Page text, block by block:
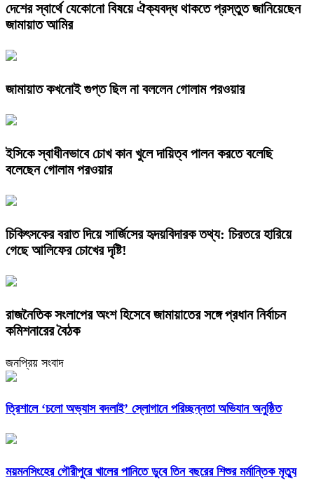
দেশের স্বার্থে যেকোনো বিষয়ে ঐক্যবদ্ধ থাকতে প্রস্তুত জানিয়েছেন
জামায়াত আমির
জামায়াত কখনোই গুপ্ত ছিল না বললেন গোলাম পরওয়ার
ইসিকে স্বাধীনভাবে চোখ কান খুলে দায়িত্ব পালন করতে বলেছি
বলেছেন গোলাম পরওয়ার
চিকিৎসকের বরাত দিয়ে সার্জিসের হৃদয়বিদারক তথ্য: চিরতরে হারিয়ে
গেছে আলিফের চোখের দৃষ্টি!
রাজনৈতিক সংলাপের অংশ হিসেবে জামায়াতের সঙ্গে প্রধান নির্বাচন
কমিশনারের বৈঠক
জনপ্রিয় সংবাদ
‎ত্রিশালে ‘চলো অভ্যাস বদলাই’ স্লোগানে পরিচ্ছন্নতা অভিযান অনুষ্ঠিত
ময়মনসিংহের গৌরীপুরে খালের পানিতে ডুবে তিন বছরের শিশুর মর্মান্তিক মৃত্যু